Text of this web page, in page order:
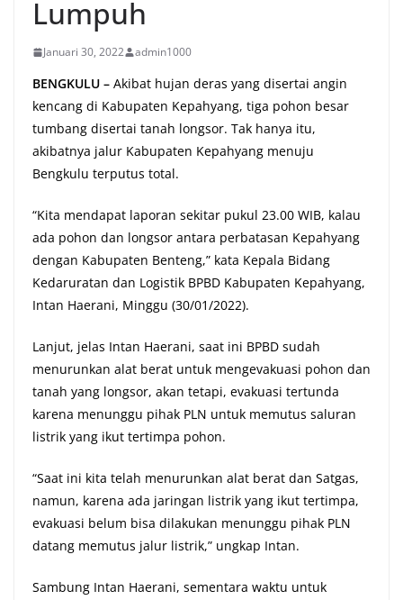
Lumpuh
Januari 30, 2022 admin1000
BENGKULU – Akibat hujan deras yang disertai angin
kencang di Kabupaten Kepahyang, tiga pohon besar
tumbang disertai tanah longsor. Tak hanya itu,
akibatnya jalur Kabupaten Kepahyang menuju
Bengkulu terputus total.
“Kita mendapat laporan sekitar pukul 23.00 WIB, kalau
ada pohon dan longsor antara perbatasan Kepahyang
dengan Kabupaten Benteng,” kata Kepala Bidang
Kedaruratan dan Logistik BPBD Kabupaten Kepahyang,
Intan Haerani, Minggu (30/01/2022).
Lanjut, jelas Intan Haerani, saat ini BPBD sudah
menurunkan alat berat untuk mengevakuasi pohon dan
tanah yang longsor, akan tetapi, evakuasi tertunda
karena menunggu pihak PLN untuk memutus saluran
listrik yang ikut tertimpa pohon.
“Saat ini kita telah menurunkan alat berat dan Satgas,
namun, karena ada jaringan listrik yang ikut tertimpa,
evakuasi belum bisa dilakukan menunggu pihak PLN
datang memutus jalur listrik,” ungkap Intan.
Sambung Intan Haerani, sementara waktu untuk